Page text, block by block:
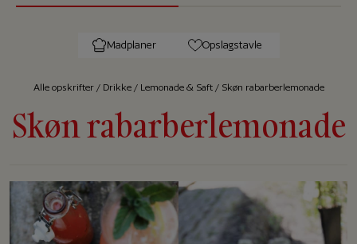
Madplaner Opslagstavle
Alle op­skrif­ter/ Drikke/ Lemonade & Saft/ Skøn rabarberlemonade
Skøn rabarberlemonade